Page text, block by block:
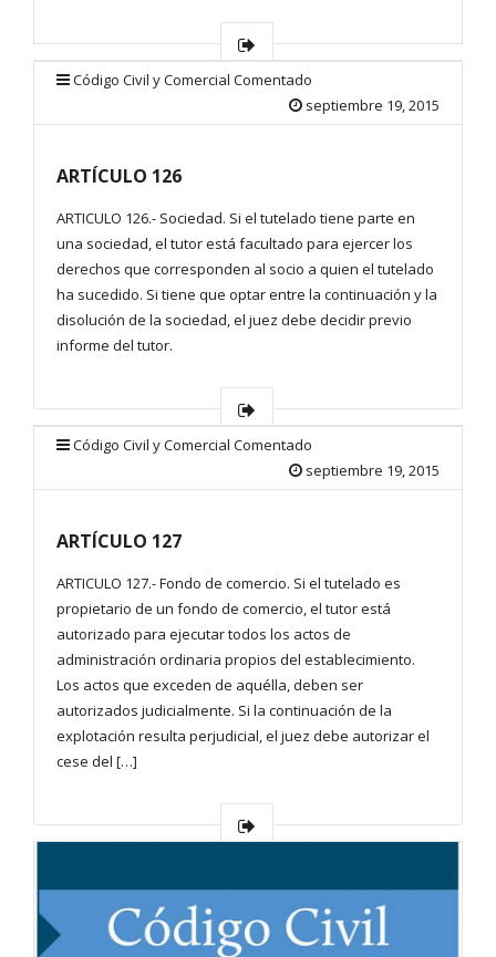
Código Civil y Comercial Comentado
septiembre 19, 2015
ARTÍCULO 126
ARTICULO 126.- Sociedad. Si el tutelado tiene parte en
una sociedad, el tutor está facultado para ejercer los
derechos que corresponden al socio a quien el tutelado
ha sucedido. Si tiene que optar entre la continuación y la
disolución de la sociedad, el juez debe decidir previo
informe del tutor.
Código Civil y Comercial Comentado
septiembre 19, 2015
ARTÍCULO 127
ARTICULO 127.- Fondo de comercio. Si el tutelado es
propietario de un fondo de comercio, el tutor está
autorizado para ejecutar todos los actos de
administración ordinaria propios del establecimiento.
Los actos que exceden de aquélla, deben ser
autorizados judicialmente. Si la continuación de la
explotación resulta perjudicial, el juez debe autorizar el
cese del […]